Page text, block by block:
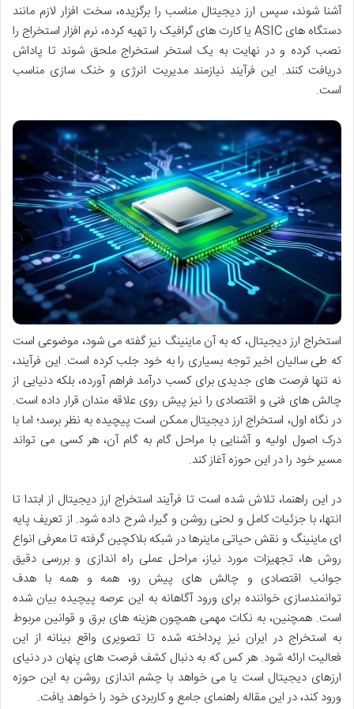
آشنا شوند، سپس ارز دیجیتال مناسب را برگزیده، سخت افزار لازم مانند
دستگاه های ASIC یا کارت های گرافیک را تهیه کرده، نرم افزار استخراج را
نصب کرده و در نهایت به یک استخر استخراج ملحق شوند تا پاداش
دریافت کنند. این فرآیند نیازمند مدیریت انرژی و خنک سازی مناسب
است.
استخراج ارز دیجیتال، که به آن ماینینگ نیز گفته می شود، موضوعی است
که طی سالیان اخیر توجه بسیاری را به خود جلب کرده است. این فرآیند،
نه تنها فرصت های جدیدی برای کسب درآمد فراهم آورده، بلکه دنیایی از
چالش های فنی و اقتصادی را نیز پیش روی علاقه مندان قرار داده است.
در نگاه اول، استخراج ارز دیجیتال ممکن است پیچیده به نظر برسد؛ اما با
درک اصول اولیه و آشنایی با مراحل گام به گام آن، هر کسی می تواند
مسیر خود را در این حوزه آغاز کند.
در این راهنما، تلاش شده است تا فرآیند استخراج ارز دیجیتال از ابتدا تا
انتها، با جزئیات کامل و لحنی روشن و گیرا، شرح داده شود. از تعریف پایه
ای ماینینگ و نقش حیاتی ماینرها در شبکه بلاکچین گرفته تا معرفی انواع
روش ها، تجهیزات مورد نیاز، مراحل عملی راه اندازی و بررسی دقیق
جوانب اقتصادی و چالش های پیش رو، همه و همه با هدف
توانمندسازی خواننده برای ورود آگاهانه به این عرصه پیچیده بیان شده
است. همچنین، به نکات مهمی همچون هزینه های برق و قوانین مربوط
به استخراج در ایران نیز پرداخته شده تا تصویری واقع بینانه از این
فعالیت ارائه شود. هر کس که به دنبال کشف فرصت های پنهان در دنیای
ارزهای دیجیتال است یا می خواهد با چشم اندازی روشن به این حوزه
ورود کند، در این مقاله راهنمای جامع و کاربردی خود را خواهد یافت.